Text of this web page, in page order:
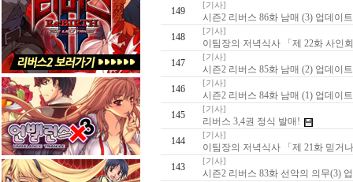
149
[기사]
시즌2 리버스 86화 남매 (3) 업데이트
148
[기사]
이팀장의 저녁식사 「제 22화 사인
147
[기사]
시즌2 리버스 85화 남매 (2) 업데이
146
[기사]
시즌2 리버스 84화 남매 (1) 업데이
145
[기사]
리버스 3,4권 정식 발매!
144
[기사]
이팀장의 저녁식사 「제 21화 믿거
143
[기사]
시즌2 리버스 83화 선악의 의무(3)